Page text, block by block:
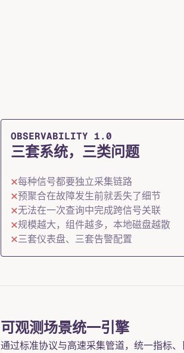
OBSERVABILITY 1.0
三套系统，三类问题
每种信号都要独立采集链路
预聚合在故障发生前就丢失了细节
无法在一次查询中完成跨信号关联
规模越大，组件越多，本地磁盘越散
三套仪表盘、三套告警配置
可观测场景统一引擎
通过标准协议与高速采集管道，统一指标